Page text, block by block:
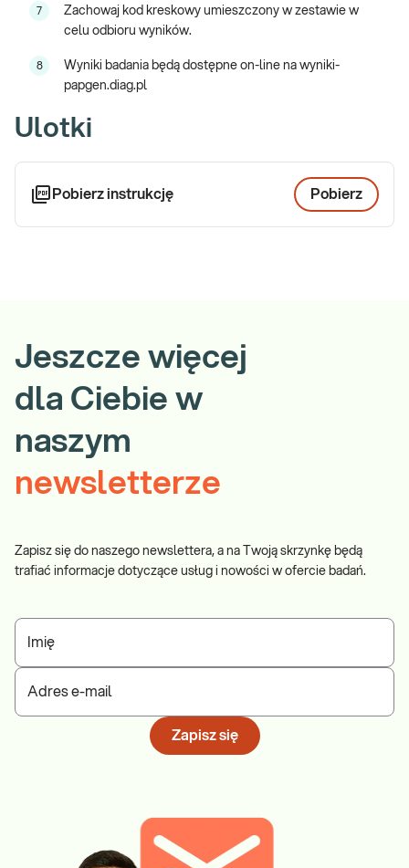
7
Zachowaj kod kreskowy umieszczony w zestawie w
celu odbioru wyników.
8
Wyniki badania będą dostępne on-line na wyniki-
papgen.diag.pl
Ulotki
Pobierz instrukcję Pobierz
Jeszcze więcej
dla Ciebie w
naszym
newsletterze
Zapisz się do naszego newslettera, a na Twoją skrzynkę będą
trafiać informacje dotyczące usług i nowości w ofercie badań.
Imię
Adres e-mail
Zapisz się